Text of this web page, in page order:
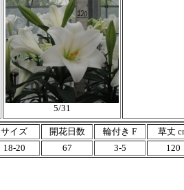
5/31
サイズ 開花日数 輪付き F
草丈
18-20 67 3-5 120